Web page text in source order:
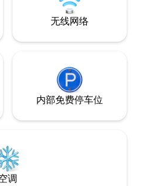
无线网络
内部免费停车位
调